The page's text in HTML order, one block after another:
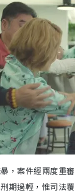
，案件經兩度重
期過輕，惟司法